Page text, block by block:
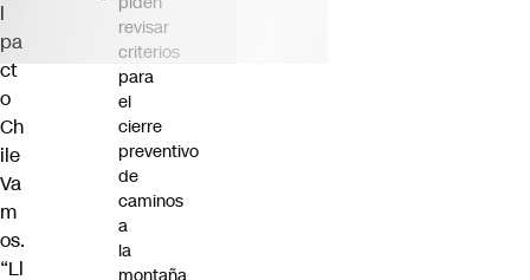
l
pa
ct
o
Ch
ile
Va
m
os.
“Ll
revisar
criterios
para
el
cierre
preventivo
de
caminos
a
la
montaña